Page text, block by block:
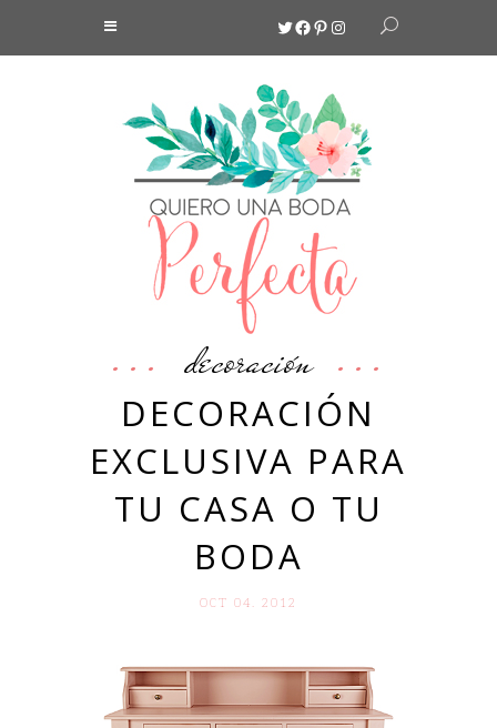
Twitter
Facebook
Pinterest
Instagram
decoración
DECORACIÓN
EXCLUSIVA PARA
TU CASA O TU
BODA
OCT 04. 2012